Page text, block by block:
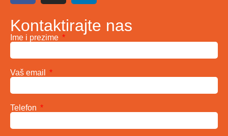
Kontaktirajte nas
Ime i prezime
Vaš email
Telefon